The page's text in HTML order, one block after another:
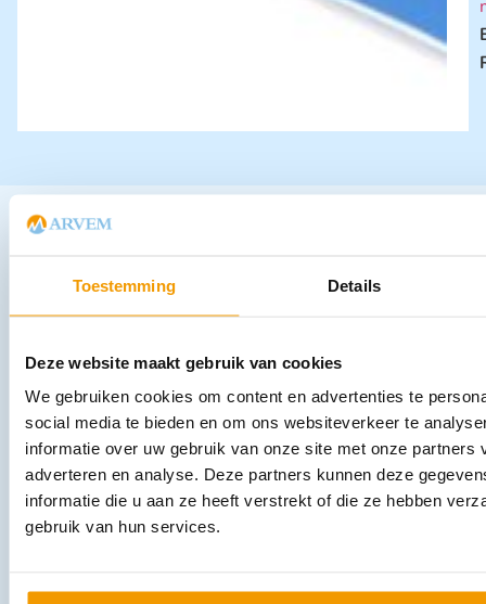
Toestemming Details
Deze website maakt gebruik van cookies
We gebruiken cookies om content en advertenties te
social media te bieden en om ons websiteverkeer te
informatie over uw gebruik van onze site met onze partners
adverteren en analyse. Deze partners kunnen deze
informatie die u aan ze heeft verstrekt of die ze hebben
gebruik van hun services.
Andere producten in deze
categorie:
Akla Pleistersdispenser HACP met 100 pleisters op rol